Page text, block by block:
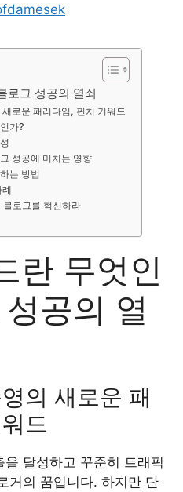
로그 성공의 열쇠
로운 패러다임, 핀치 키워드
가?
성공에 미치는 영향
는 방법
례
로그를 혁신하라
란 무엇인
공의 열
의 새로운 패
드
달성하고 꾸준히 트래픽
거의 꿈입니다. 하지만 단